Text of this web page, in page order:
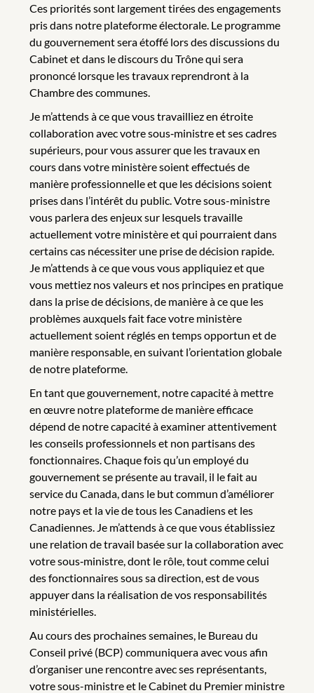
Ces priorités sont largement tirées des engagements
pris dans notre plateforme électorale. Le programme
du gouvernement sera étoffé lors des discussions du
Cabinet et dans le discours du Trône qui sera
prononcé lorsque les travaux reprendront à la
Chambre des communes.
Je m’attends à ce que vous travailliez en étroite
collaboration avec votre sous‑ministre et ses cadres
supérieurs, pour vous assurer que les travaux en
cours dans votre ministère soient effectués de
manière professionnelle et que les décisions soient
prises dans l’intérêt du public. Votre sous-ministre
vous parlera des enjeux sur lesquels travaille
actuellement votre ministère et qui pourraient dans
certains cas nécessiter une prise de décision rapide.
Je m’attends à ce que vous vous appliquiez et que
vous mettiez nos valeurs et nos principes en pratique
dans la prise de décisions, de manière à ce que les
problèmes auxquels fait face votre ministère
actuellement soient réglés en temps opportun et de
manière responsable, en suivant l’orientation globale
de notre plateforme.
En tant que gouvernement, notre capacité à mettre
en œuvre notre plateforme de manière efficace
dépend de notre capacité à examiner attentivement
les conseils professionnels et non partisans des
fonctionnaires. Chaque fois qu’un employé du
gouvernement se présente au travail, il le fait au
service du Canada, dans le but commun d’améliorer
notre pays et la vie de tous les Canadiens et les
Canadiennes. Je m’attends à ce que vous établissiez
une relation de travail basée sur la collaboration avec
votre sous‑ministre, dont le rôle, tout comme celui
des fonctionnaires sous sa direction, est de vous
appuyer dans la réalisation de vos responsabilités
ministérielles.
Au cours des prochaines semaines, le Bureau du
Conseil privé (BCP) communiquera avec vous afin
d’organiser une rencontre avec ses représentants,
votre sous-ministre et le Cabinet du Premier ministre